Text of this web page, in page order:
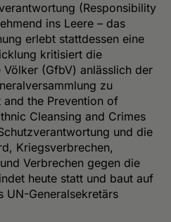
(Responsibility
ins Leere – das
erlebt stattdessen eine
kritisiert die
(GfbV) anlässlich der
zu
the Prevention of
Cleansing and Crimes
und die
Kriegsverbrechen,
Verbrechen gegen die
heute statt und baut auf
UN-Generalsekretärs